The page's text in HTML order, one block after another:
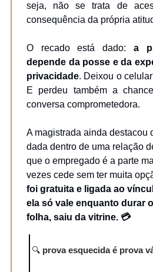
seja, não se trata de
consequência da própria
O recado está dado: a
depende da posse e da
privacidade. Deixou o
E perdeu também a
conversa comprometedora.
A magistrada ainda destacou
dada dentro de uma relação
que o empregado é a parte
vezes cede sem ter muita
foi gratuita e ligada ao
ela só vale enquanto durar
folha, saiu da vitrine. 💳
🔍 prova esquecida é prova